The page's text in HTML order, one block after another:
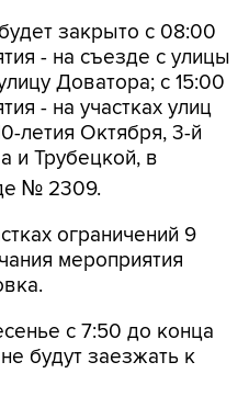
закрыто с 08:00
- на съезде с улицы
Доватора; с 15:00
- на участках улиц
летия Октября, 3-й
и Трубецкой, в
№ 2309.
ограничений 9
мероприятия
с 7:50 до конца
будут заезжать к